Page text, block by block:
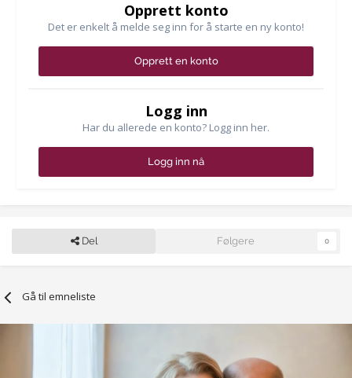
Opprett konto
Det er enkelt å melde seg inn for å starte en ny konto!
Opprett en konto
Logg inn
Har du allerede en konto? Logg inn her.
Logg inn nå
Del Følgere 0
Gå til emneliste